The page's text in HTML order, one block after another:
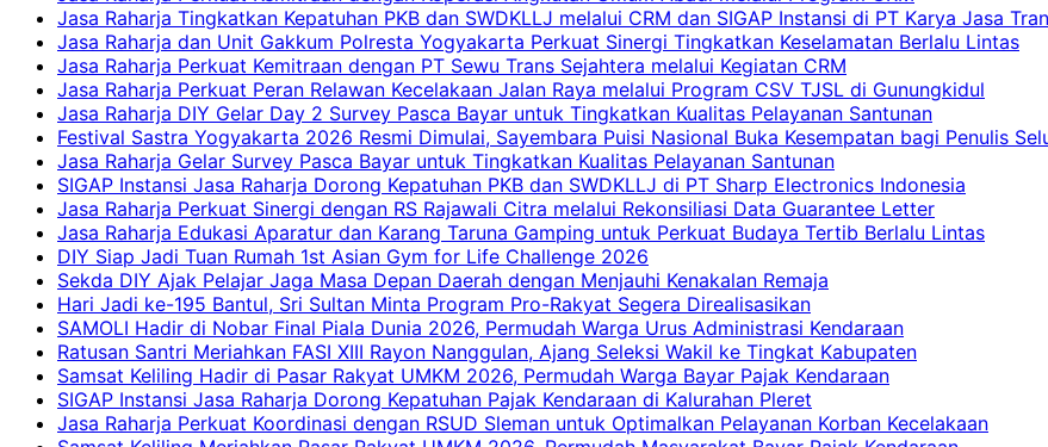
Jasa Raharja Tingkatkan Kepatuhan PKB dan SWDKLLJ melalui CRM dan SIGAP Instansi di PT Karya Jasa
Jasa Raharja dan Unit Gakkum Polresta Yogyakarta Perkuat Sinergi Tingkatkan Keselamatan Berlalu Lintas
Jasa Raharja Perkuat Kemitraan dengan PT Sewu Trans Sejahtera melalui Kegiatan CRM
Jasa Raharja Perkuat Peran Relawan Kecelakaan Jalan Raya melalui Program CSV TJSL di Gunungkidul
Jasa Raharja DIY Gelar Day 2 Survey Pasca Bayar untuk Tingkatkan Kualitas Pelayanan Santunan
Festival Sastra Yogyakarta 2026 Resmi Dimulai, Sayembara Puisi Nasional Buka Kesempatan bagi Penulis
Jasa Raharja Gelar Survey Pasca Bayar untuk Tingkatkan Kualitas Pelayanan Santunan
SIGAP Instansi Jasa Raharja Dorong Kepatuhan PKB dan SWDKLLJ di PT Sharp Electronics Indonesia
Jasa Raharja Perkuat Sinergi dengan RS Rajawali Citra melalui Rekonsiliasi Data Guarantee Letter
Jasa Raharja Edukasi Aparatur dan Karang Taruna Gamping untuk Perkuat Budaya Tertib Berlalu Lintas
DIY Siap Jadi Tuan Rumah 1st Asian Gym for Life Challenge 2026
Sekda DIY Ajak Pelajar Jaga Masa Depan Daerah dengan Menjauhi Kenakalan Remaja
Hari Jadi ke-195 Bantul, Sri Sultan Minta Program Pro-Rakyat Segera Direalisasikan
SAMOLI Hadir di Nobar Final Piala Dunia 2026, Permudah Warga Urus Administrasi Kendaraan
Ratusan Santri Meriahkan FASI XIII Rayon Nanggulan, Ajang Seleksi Wakil ke Tingkat Kabupaten
Samsat Keliling Hadir di Pasar Rakyat UMKM 2026, Permudah Warga Bayar Pajak Kendaraan
SIGAP Instansi Jasa Raharja Dorong Kepatuhan Pajak Kendaraan di Kalurahan Pleret
Jasa Raharja Perkuat Koordinasi dengan RSUD Sleman untuk Optimalkan Pelayanan Korban Kecelakaan